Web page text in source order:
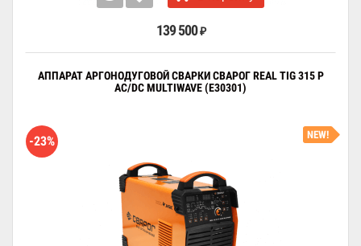
139 500 ₽
АППАРАТ АРГОНОДУГОВОЙ СВАРКИ СВАРОГ REAL TIG 315 P
AC/DC MULTIWAVE (E30301)
NEW!
-23%